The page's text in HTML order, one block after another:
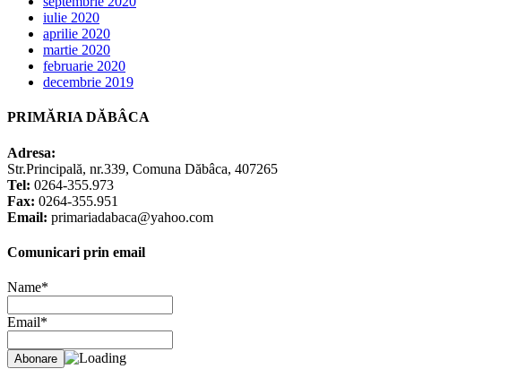
iulie 2020
aprilie 2020
martie 2020
februarie 2020
decembrie 2019
PRIMĂRIA DĂBÂCA
Adresa:
Str.Principală, nr.339, Comuna Dăbâca, 407265
Tel: 0264-355.973
Fax: 0264-355.951
Email: primariadabaca@yahoo.com
Comunicari prin email
Name*
Email*